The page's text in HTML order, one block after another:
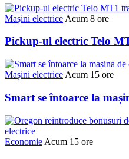
Mașini electrice Acum 8 ore
Pickup-ul electric Telo
Mașini electrice Acum 15 ore
Smart se întoarce la
Economie Acum 15 ore